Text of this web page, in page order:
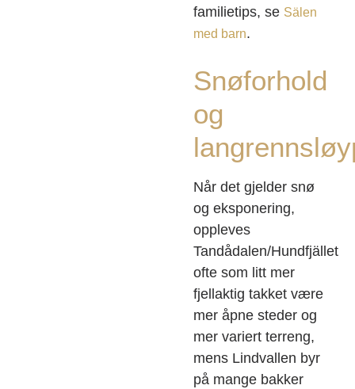
familietips, se Sälen
med barn.
Snøforhold
og
Når det gjelder snø
og eksponering,
oppleves
Tandådalen/Hundfjället
ofte som litt mer
fjellaktig takket være
mer åpne steder og
mer variert terreng,
mens Lindvallen byr
på mange bakker